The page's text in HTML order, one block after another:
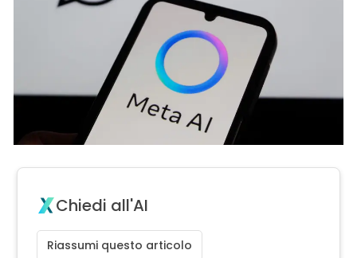
Chiedi all'AI
Riassumi questo articolo